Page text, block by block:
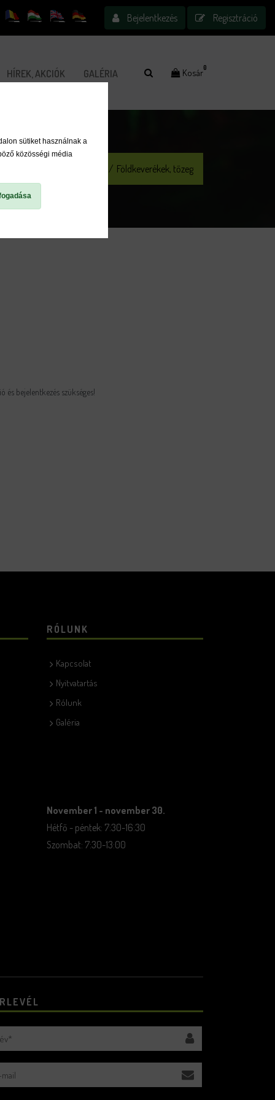
sütiket használnak a
közösségi média
Bejelentkezés Regisztráció
HÍREK, AKCIÓK GALÉRIA 0
Kosár
/ Földkeverékek, tőzeg
és bejelentkezés szükséges!
RÓLUNK
Kapcsolat
Nyitvatartás
Rólunk
Galéria
November 1 - november 30.
Hétfő - péntek: 7:30-16:30
Szombat: 7:30-13:00